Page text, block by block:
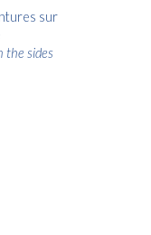
sur
the sides